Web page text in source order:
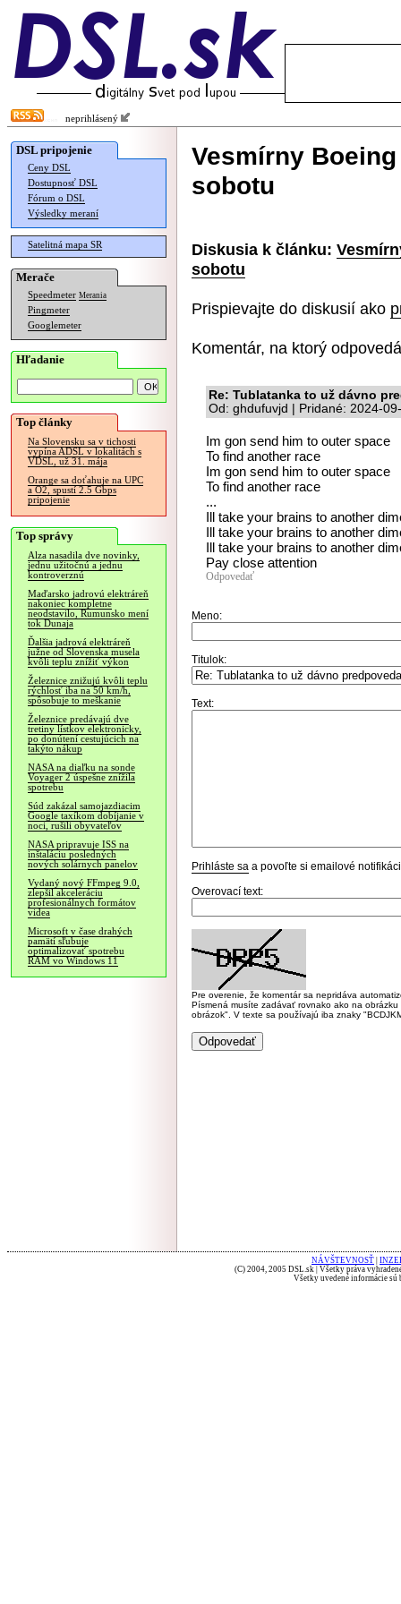
neprihlásený
DSL pripojenie
Ceny DSL
Dostupnosť DSL
Fórum o DSL
Výsledky meraní
Satelitná mapa SR
Merače
Speedmeter Merania
Pingmeter
Googlemeter
Hľadanie
Top články
Na Slovensku sa v tichosti
vypína ADSL v lokalitách s
VDSL, už 31. mája
Orange sa doťahuje na UPC
a O2, spustí 2.5 Gbps
pripojenie
Top správy
Alza nasadila dve novinky,
jednu užitočnú a jednu
kontroverznú
Maďarsko jadrovú elektráreň
nakoniec kompletne
neodstavilo, Rumunsko mení
tok Dunaja
Ďalšia jadrová elektráreň
južne od Slovenska musela
kvôli teplu znížiť výkon
Železnice znižujú kvôli teplu
rýchlosť iba na 50 km/h,
spôsobuje to meškanie
Železnice predávajú dve
tretiny lístkov elektronicky,
po donútení cestujúcich na
takýto nákup
NASA na diaľku na sonde
Voyager 2 úspešne znížila
spotrebu
Súd zakázal samojazdiacim
Google taxíkom dobíjanie v
noci, rušili obyvateľov
NASA pripravuje ISS na
inštaláciu posledných
nových solárnych panelov
Vydaný nový FFmpeg 9.0,
zlepšil akceleráciu
profesionálnych formátov
videa
Microsoft v čase drahých
pamätí sľubuje
optimalizovať spotrebu
RAM vo Windows 11
Vesmírny
sobotu
Diskusia k článku:
sobotu
Prispievajte do diskusií ako
Komentár, na ktorý
Re: Tublatanka to už dávno
Od: ghdufuvjd | Pridané: 2024-
Im gon send him to outer space
To find another race
Im gon send him to outer space
To find another race
...
Ill take your brains to another
Ill take your brains to another
Ill take your brains to another
Pay close attention
Odpovedať
Meno:
Titulok:
Text:
Prihláste sa a povoľte si emailové
Overovací text:
Pre overenie, že komentár sa nepridáva
Písmená musíte zadávať rovnako ako na
obrázok". V texte sa používajú iba znaky
NÁVŠTEVNOSŤ
(C) 2004, 2005 DSL.sk | Všetky práva
Všetky uvedené informácie sú